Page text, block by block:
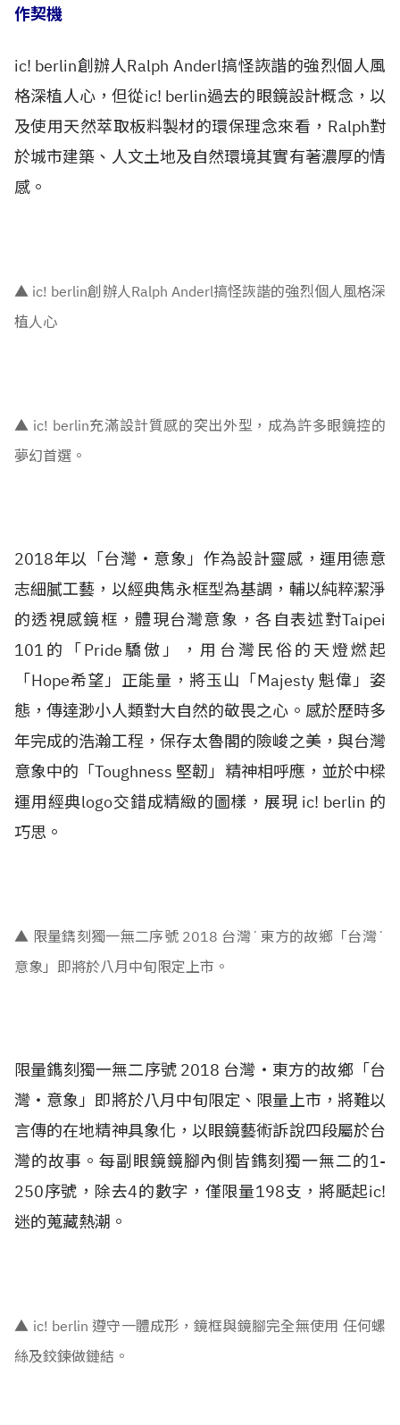
作契機
ic! berlin創辦人Ralph Anderl搞怪詼諧的強烈個人風
格深植人心，但從ic! berlin過去的眼鏡設計概念，以
及使用天然萃取板料製材的環保理念來看，Ralph對
於城市建築、人文土地及自然環境其實有著濃厚的情
感。
▲ ic! berlin創辦人Ralph Anderl搞怪詼諧的強烈個人風格深
植人心
▲ ic! berlin充滿設計質感的突出外型，成為許多眼鏡控的
夢幻首選。
2018年以「台灣‧意象」作為設計靈感，運用德意
志細膩工藝，以經典雋永框型為基調，輔以純粹潔淨
的透視感鏡框，體現台灣意象，各自表述對Taipei
101的「Pride驕傲」，用台灣民俗的天燈燃起
「Hope希望」正能量，將玉山「Majesty 魁偉」姿
態，傳達渺小人類對大自然的敬畏之心。感於歷時多
年完成的浩瀚工程，保存太魯閣的險峻之美，與台灣
意象中的「Toughness 堅韌」精神相呼應，並於中樑
運用經典logo交錯成精緻的圖樣，展現 ic! berlin 的
巧思。
▲ 限量鐫刻獨一無二序號 2018 台灣˙東方的故鄉「台灣˙
意象」即將於八月中旬限定上市。
限量鐫刻獨一無二序號 2018 台灣‧東方的故鄉「台
灣‧意象」即將於八月中旬限定、限量上市，將難以
言傳的在地精神具象化，以眼鏡藝術訴說四段屬於台
灣的故事。每副眼鏡鏡腳內側皆鐫刻獨一無二的1-
250序號，除去4的數字，僅限量198支，將颳起ic!
迷的蒐藏熱潮。
▲ ic! berlin 遵守一體成形，鏡框與鏡腳完全無使用 任何螺
絲及鉸鍊做鏈結。